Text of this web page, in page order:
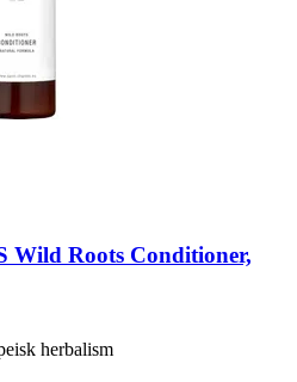
Wild Roots Conditioner,
herbalism